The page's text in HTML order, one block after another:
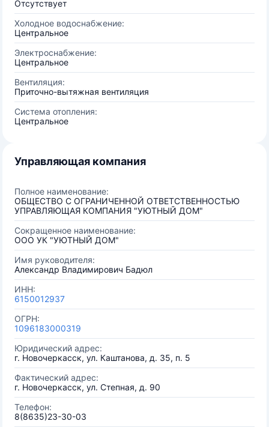
Отсутствует
Холодное водоснабжение:
Центральное
Электроснабжение:
Центральное
Вентиляция:
Приточно-вытяжная вентиляция
Система отопления:
Центральное
Управляющая компания
Полное наименование:
ОБЩЕСТВО С ОГРАНИЧЕННОЙ ОТВЕТСТВЕННОСТЬЮ
УПРАВЛЯЮЩАЯ КОМПАНИЯ "УЮТНЫЙ ДОМ"
Сокращенное наименование:
ООО УК "УЮТНЫЙ ДОМ"
Имя руководителя:
Александр Владимирович Бадюл
ИНН:
6150012937
ОГРН:
1096183000319
Юридический адрес:
г. Новочеркасск, ул. Каштанова, д. 35, п. 5
Фактический адрес:
г. Новочеркасск, ул. Степная, д. 90
Телефон:
8(8635)23-30-03